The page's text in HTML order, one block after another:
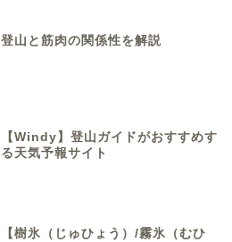
登山と筋肉の関係性を解説
【Windy】登山ガイドがおすすめす
る天気予報サイト
【樹氷（じゅひょう）/霧氷（むひ